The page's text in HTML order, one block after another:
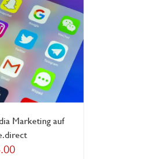
Marketing auf